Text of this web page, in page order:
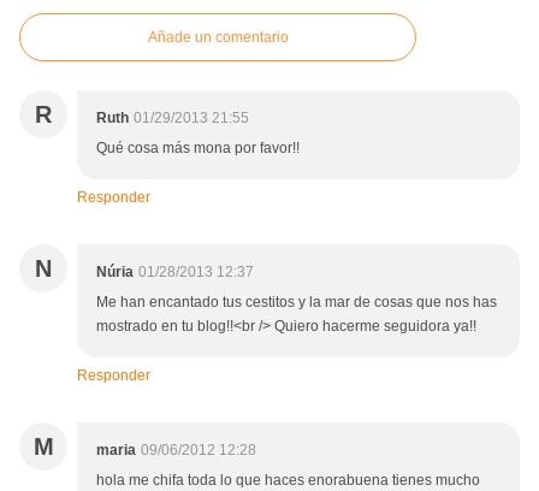
Añade un comentario
R Ruth 01/29/2013 21:55
Qué cosa más mona por favor!!
Responder
N Núria 01/28/2013 12:37
Me han encantado tus cestitos y la mar de cosas que nos has
mostrado en tu blog!!<br /> Quiero hacerme seguidora ya!!
Responder
M maria 09/06/2012 12:28
hola me chifa toda lo que haces enorabuena tienes mucho